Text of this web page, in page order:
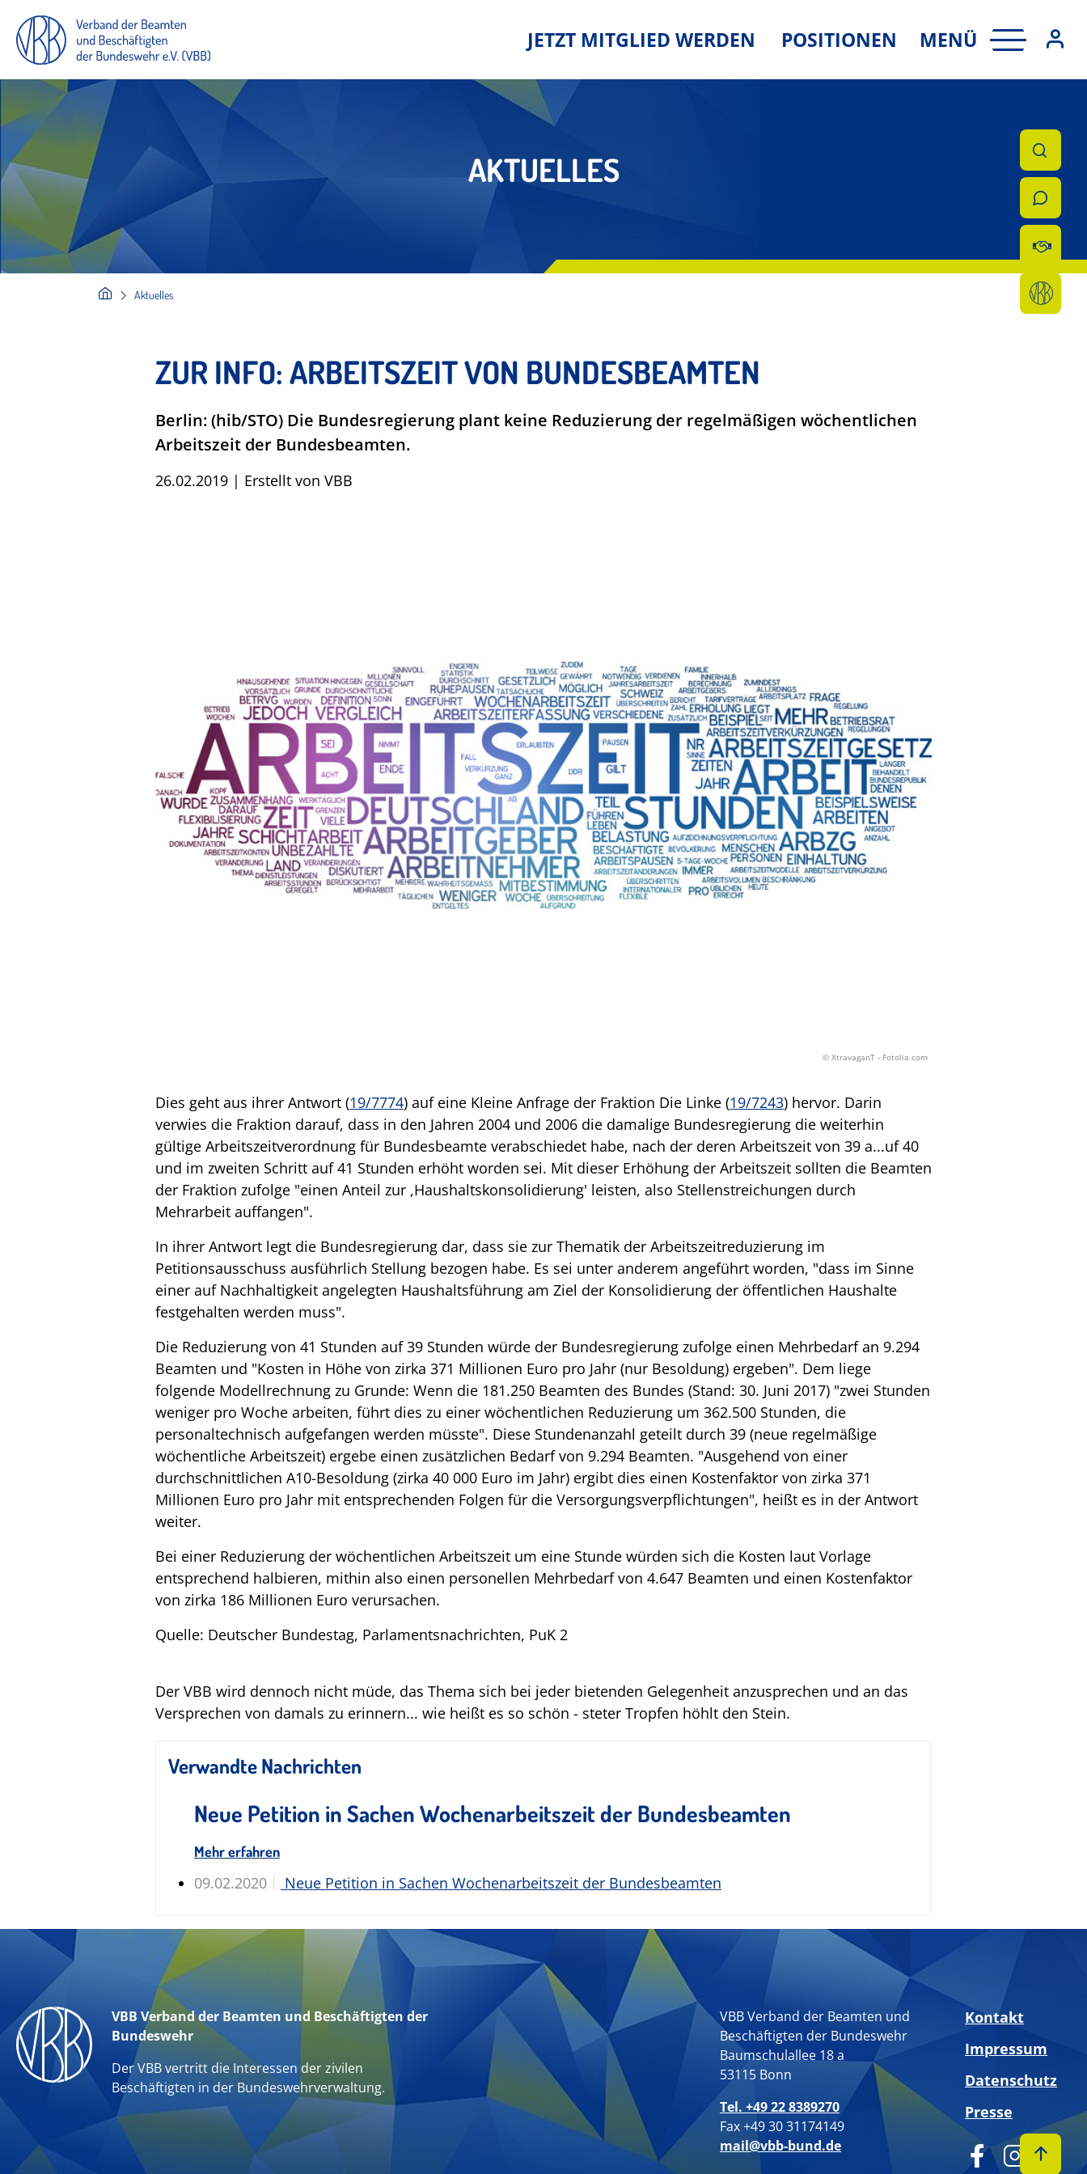
JETZT MITGLIED WERDEN POSITIONEN MENÜ
AKTUELLES
Aktuelles
ZUR INFO: ARBEITSZEIT VON BUNDESBEAMTEN
Berlin: (hib/STO) Die Bundesregierung plant keine Reduzierung der regelmäßigen wöchentlichen
Arbeitszeit der Bundesbeamten.
26.02.2019 | Erstellt von VBB
© XtravaganT - Fotolia.com
Dies geht aus ihrer Antwort (19/7774) auf eine Kleine Anfrage der Fraktion Die Linke (19/7243) hervor. Darin
verwies die Fraktion darauf, dass in den Jahren 2004 und 2006 die damalige Bundesregierung die weiterhin
gültige Arbeitszeitverordnung für Bundesbeamte verabschiedet habe, nach der deren Arbeitszeit von 39 a...uf 40
und im zweiten Schritt auf 41 Stunden erhöht worden sei. Mit dieser Erhöhung der Arbeitszeit sollten die Beamten
der Fraktion zufolge "einen Anteil zur ,Haushaltskonsolidierung' leisten, also Stellenstreichungen durch
Mehrarbeit auffangen".
In ihrer Antwort legt die Bundesregierung dar, dass sie zur Thematik der Arbeitszeitreduzierung im
Petitionsausschuss ausführlich Stellung bezogen habe. Es sei unter anderem angeführt worden, "dass im Sinne
einer auf Nachhaltigkeit angelegten Haushaltsführung am Ziel der Konsolidierung der öffentlichen Haushalte
festgehalten werden muss".
Die Reduzierung von 41 Stunden auf 39 Stunden würde der Bundesregierung zufolge einen Mehrbedarf an 9.294
Beamten und "Kosten in Höhe von zirka 371 Millionen Euro pro Jahr (nur Besoldung) ergeben". Dem liege
folgende Modellrechnung zu Grunde: Wenn die 181.250 Beamten des Bundes (Stand: 30. Juni 2017) "zwei Stunden
weniger pro Woche arbeiten, führt dies zu einer wöchentlichen Reduzierung um 362.500 Stunden, die
personaltechnisch aufgefangen werden müsste". Diese Stundenanzahl geteilt durch 39 (neue regelmäßige
wöchentliche Arbeitszeit) ergebe einen zusätzlichen Bedarf von 9.294 Beamten. "Ausgehend von einer
durchschnittlichen A10-Besoldung (zirka 40 000 Euro im Jahr) ergibt dies einen Kostenfaktor von zirka 371
Millionen Euro pro Jahr mit entsprechenden Folgen für die Versorgungsverpflichtungen", heißt es in der Antwort
weiter.
Bei einer Reduzierung der wöchentlichen Arbeitszeit um eine Stunde würden sich die Kosten laut Vorlage
entsprechend halbieren, mithin also einen personellen Mehrbedarf von 4.647 Beamten und einen Kostenfaktor
von zirka 186 Millionen Euro verursachen.
Quelle: Deutscher Bundestag, Parlamentsnachrichten, PuK 2
Der VBB wird dennoch nicht müde, das Thema sich bei jeder bietenden Gelegenheit anzusprechen und an das
Versprechen von damals zu erinnern... wie heißt es so schön - steter Tropfen höhlt den Stein.
Verwandte Nachrichten
Neue Petition in Sachen Wochenarbeitszeit der Bundesbeamten
Mehr erfahren
09.02.2020 Neue Petition in Sachen Wochenarbeitszeit der Bundesbeamten
VBB Verband der Beamten und Beschäftigten der
Bundeswehr
Der VBB vertritt die Interessen der zivilen
Beschäftigten in der Bundeswehrverwaltung.
VBB Verband der Beamten und
Beschäftigten der Bundeswehr
Baumschulallee 18 a
53115 Bonn
Tel. +49 22 8389270
Fax +49 30 31174149
mail@vbb-bund.de
Kontakt
Impressum
Datenschutz
Presse